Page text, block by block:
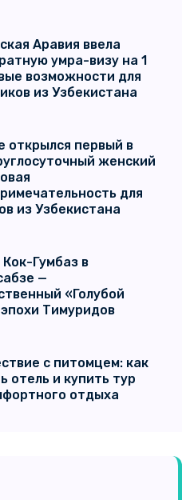
Аравия ввела
умра-визу на 1
возможности для
из Узбекистана
открылся первый в
женский
для
из Узбекистана
Гумбаз в
—
«Голубой
Тимуридов
с питомцем: как
отель и купить тур
отдыха